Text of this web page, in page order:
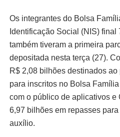
Os integrantes do Bolsa
Identificação Social (NIS)
também tiveram a primeira
depositada nesta terça (27).
R$ 2,08 bilhões destinados
para inscritos no Bolsa
com o público de aplicativos e
6,97 bilhões em repasses
auxílio.